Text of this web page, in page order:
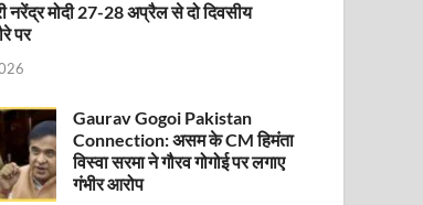
को संबोधित करेंगे
नरेंद्र मोदी 27-28 अप्रैल से दो दिवसीय
पर
Gaurav Gogoi Pakistan
Connection: असम के CM हिमंता
विस्वा सरमा ने गौरव गोगोई पर लगाए
गंभीर आरोप